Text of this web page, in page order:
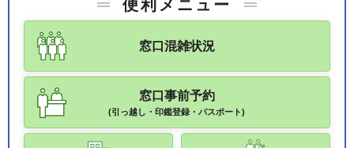
便利メニュー
窓口混雑状況
窓口事前予約
(引っ越し・印鑑登録・パスポート)